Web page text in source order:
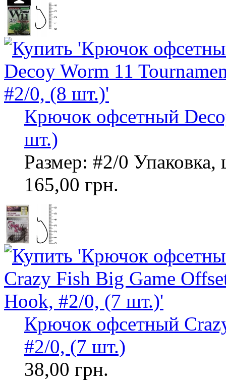
Крючок офсетный
шт.)
Размер: #2/0
165,00 грн.
Крючок офсетный
#2/0, (7 шт.)
38,00 грн.